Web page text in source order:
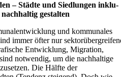
– Städte und Sied­lun­gen inklu­
gestal­ten
und kommunales
immer öfter nur
Entwicklung, Migration,
notwendig, um die nachhaltige
Die Hälfte der